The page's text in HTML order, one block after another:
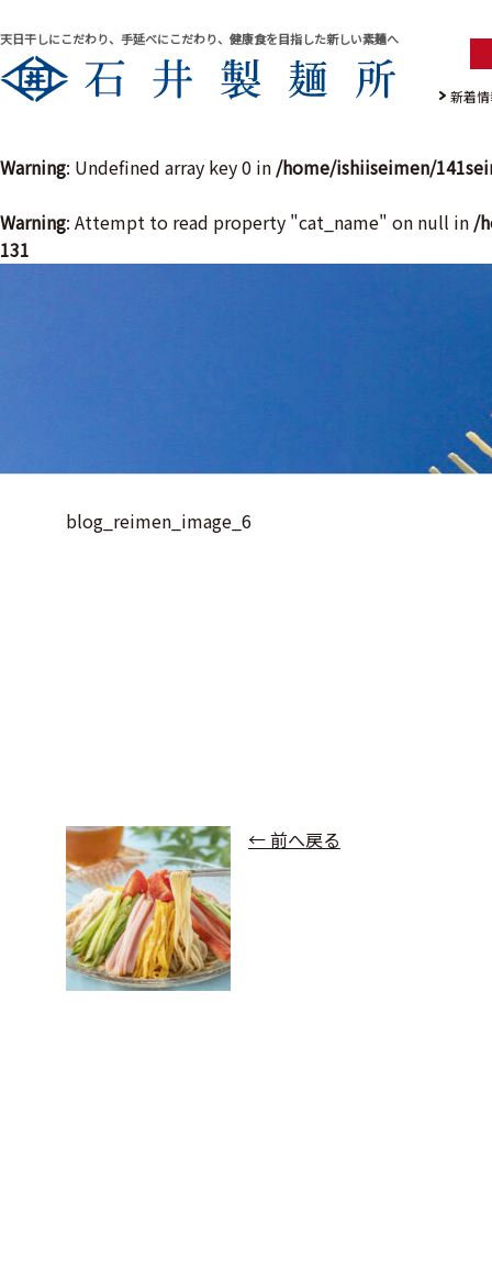
天日干しにこだわり、手延べにこだわり、健康食を目指した新しい素麺へ
新着
Warning: Undefined array key 0 in /home/ishiiseimen/
Warning: Attempt to read property "cat_name" on null in /
131
blog_reimen_image_6
← 前へ戻る